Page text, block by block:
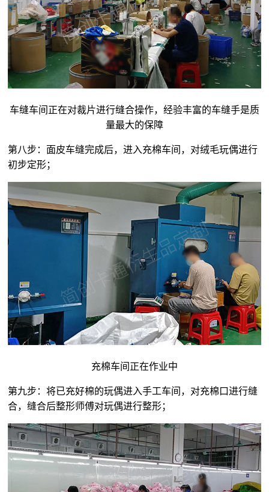
车缝车间正在对裁片进行缝合操作，经验丰富的车缝手是质
量最大的保障
第八步：面皮车缝完成后，进入充棉车间，对绒毛玩偶进行
初步定形；
充棉车间正在作业中
第九步：将已充好棉的玩偶进入手工车间，对充棉口进行缝
合，缝合后整形师傅对玩偶进行整形；